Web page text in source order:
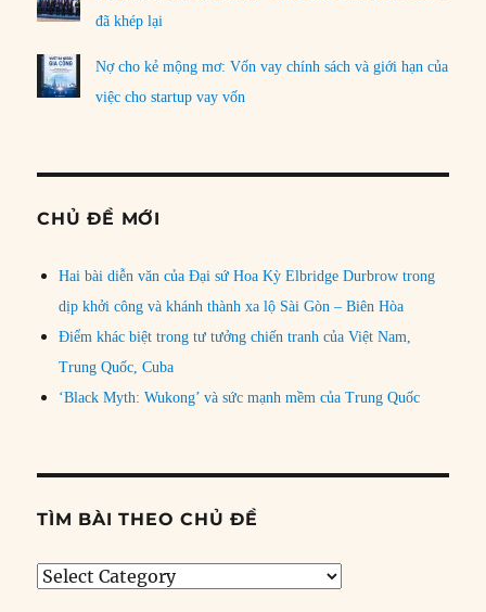
đã khép lại
Nợ cho kẻ mộng mơ: Vốn vay chính sách và giới hạn của
việc cho startup vay vốn
CHỦ ĐỀ MỚI
Hai bài diễn văn của Đại sứ Hoa Kỳ Elbridge Durbrow trong
dịp khởi công và khánh thành xa lộ Sài Gòn – Biên Hòa
Điểm khác biệt trong tư tưởng chiến tranh của Việt Nam,
Trung Quốc, Cuba
‘Black Myth: Wukong’ và sức mạnh mềm của Trung Quốc
TÌM BÀI THEO CHỦ ĐỀ
Tìm